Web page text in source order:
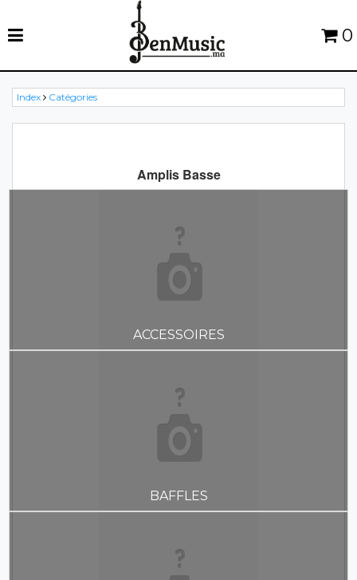
0
Index Catégories
Amplis Basse
ACCESSOIRES
BAFFLES